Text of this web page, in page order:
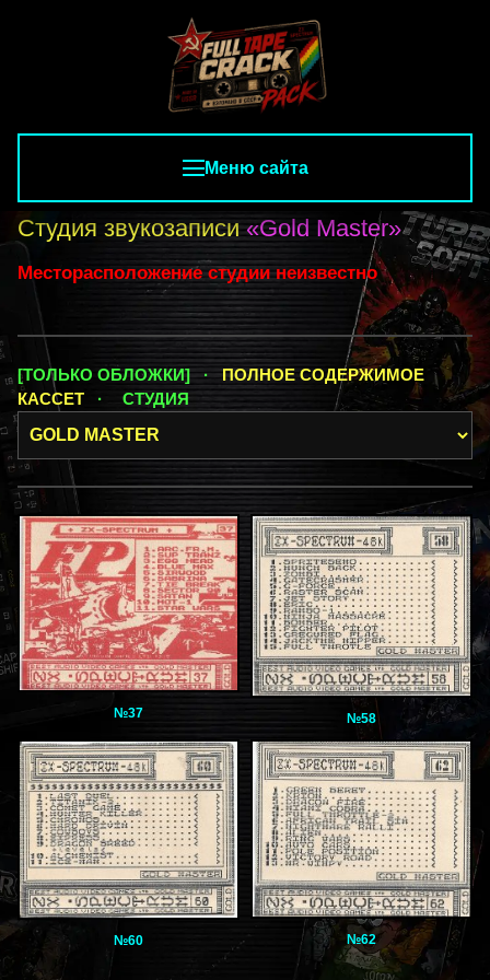
Меню сайта
Студия звукозаписи«Gold Master»
Месторасположение студии неизвестно
[ТОЛЬКО ОБЛОЖКИ] ·ПОЛНОЕ СОДЕРЖИМОЕ
КАССЕТ · СТУДИЯ
№37 №58
№60 №62